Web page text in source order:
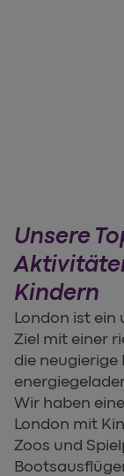
Unsere
Kindern
London ist ein
Ziel mit einer
die neugierige
Wir haben
London mit
Zoos und